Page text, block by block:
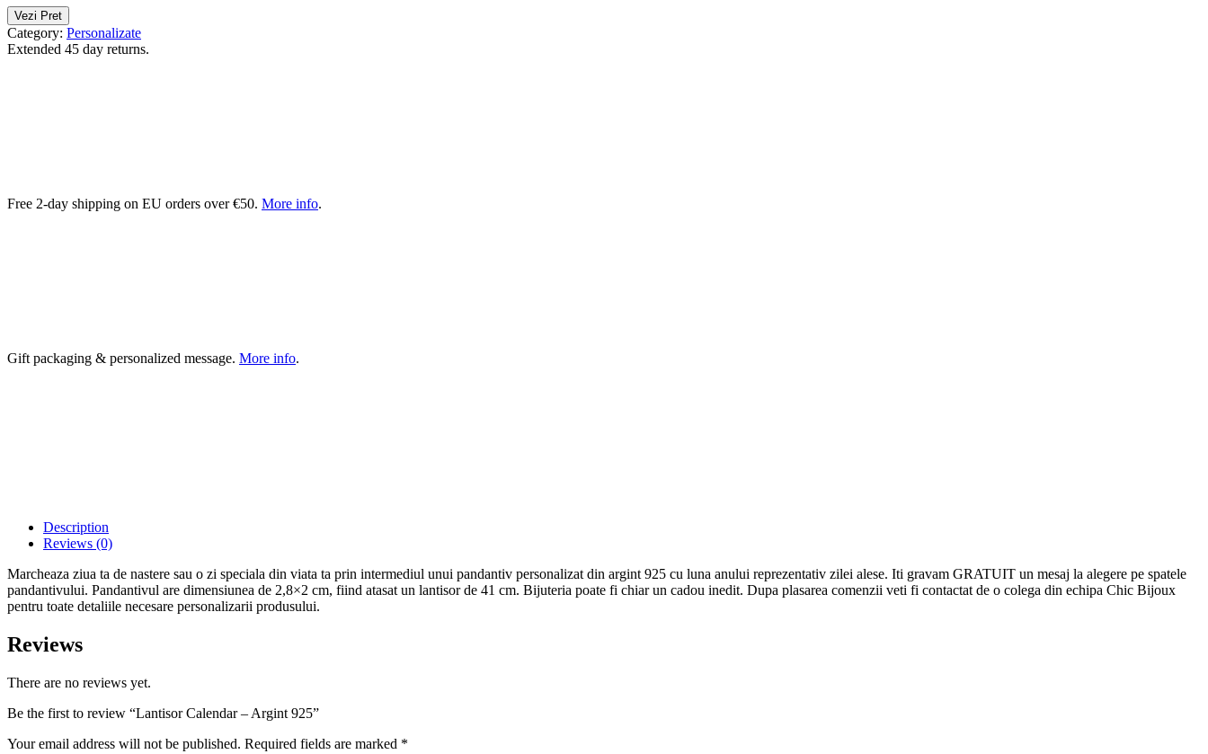
Vezi Pret
Category: Personalizate
Extended 45 day returns.
Free 2-day shipping on EU orders over €50. More info.
Gift packaging & personalized message. More info.
Description
Reviews (0)
Marcheaza ziua ta de nastere sau o zi speciala din viata ta prin intermediul unui pandantiv personalizat din argint 925 cu luna anului reprezentativ zilei alese. Iti gravam GRATUIT un mesaj la alegere pe spatele
pandantivului. Pandantivul are dimensiunea de 2,8×2 cm, fiind atasat un lantisor de 41 cm. Bijuteria poate fi chiar un cadou inedit. Dupa plasarea comenzii veti fi contactat de o colega din echipa Chic Bijoux
pentru toate detaliile necesare personalizarii produsului.
Reviews
There are no reviews yet.
Be the first to review “Lantisor Calendar – Argint 925”
Your email address will not be published. Required fields are marked *